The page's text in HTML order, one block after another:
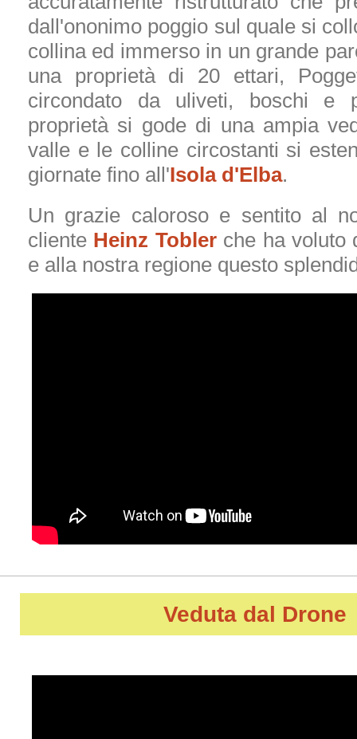
dall'ononimo poggio sul quale si
collina ed immerso in un grande
una proprietà di 20 ettari,
circondato da uliveti, boschi e
proprietà si gode di una ampia
valle e le colline circostanti si
giornate fino all'Isola d'Elba.
Un grazie caloroso e sentito al
cliente Heinz Toblerche ha voluto
e alla nostra regione questo
Veduta dal Drone